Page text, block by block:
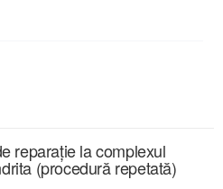
reparație la complexul
(procedură repetată)